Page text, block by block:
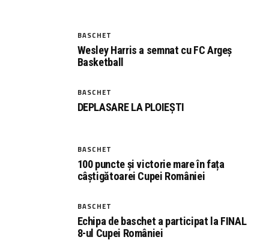
BASCHET
Wesley Harris a semnat cu FC Argeș
Basketball
BASCHET
DEPLASARE LA PLOIEȘTI
BASCHET
100 puncte și victorie mare în fața
câștigătoarei Cupei României
BASCHET
Echipa de baschet a participat la FINAL
8-ul Cupei României